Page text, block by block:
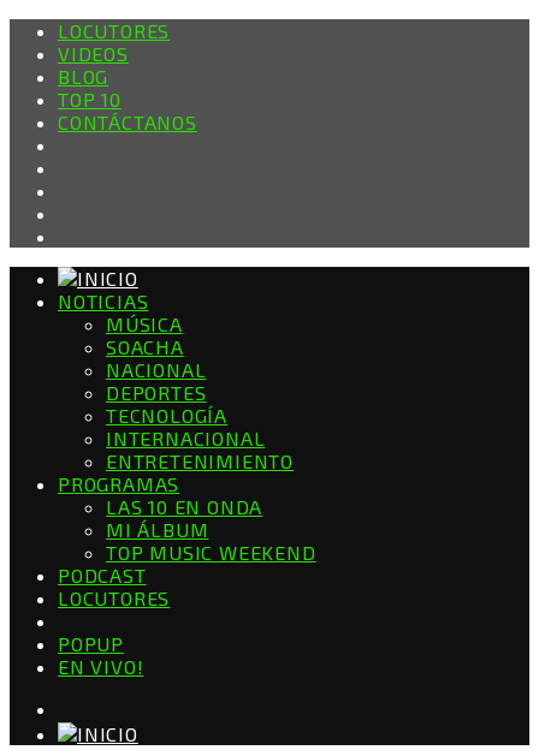
LOCUTORES
VIDEOS
BLOG
TOP 10
CONTÁCTANOS
NOTICIAS
MÚSICA
SOACHA
NACIONAL
DEPORTES
TECNOLOGÍA
INTERNACIONAL
ENTRETENIMIENTO
PROGRAMAS
LAS 10 EN ONDA
MI ÁLBUM
TOP MUSIC WEEKEND
PODCAST
LOCUTORES
POPUP
EN VIVO!